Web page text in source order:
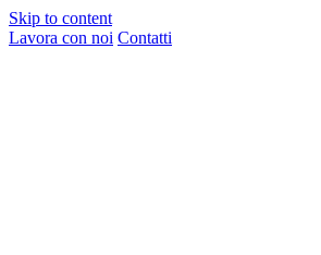
Skip to content
Lavora con noi Contatti